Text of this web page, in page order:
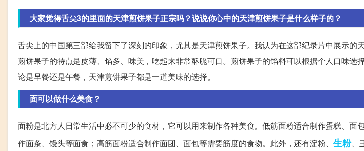
大家觉得舌尖3的里面的天津煎饼果子正宗吗？说说你心中的天津煎饼果子是什么样子的？
舌尖上的中国第三部给我留下了深刻的印象，尤其是天津煎饼果子。我认为在这部纪录片中展示的
煎饼果子的特点是皮薄、馅多、味美，吃起来非常酥脆可口。煎饼果子的馅料可以根据个人口味选
论是早餐还是午餐，天津煎饼果子都是一道美味的选择。
面可以做什么美食？
面粉是北方人日常生活中必不可少的食材，它可以用来制作各种美食。低筋面粉适合制作蛋糕、面
作面条、馒头等面食；高筋面粉适合制作面团、面包等需要筋度的食物。此外，还有淀粉、 生粉、